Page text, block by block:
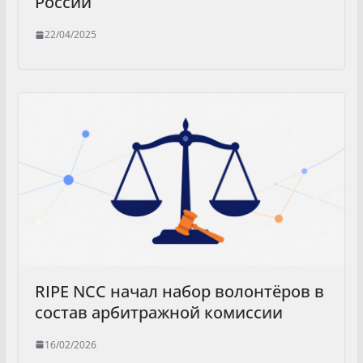
22/04/2025
RIPE NCC начал набор волонтёров в
состав арбитражной комиссии
16/02/2026